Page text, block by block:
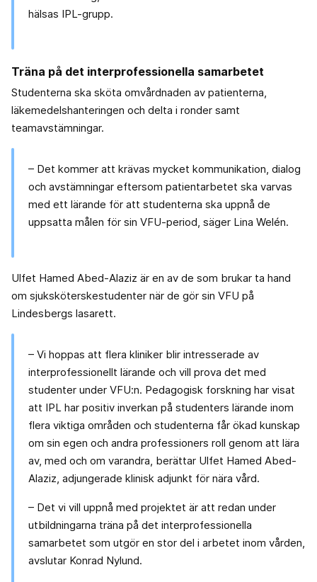
hälsas IPL-grupp.
Träna på det interprofessionella samarbetet
Studenterna ska sköta omvårdnaden av patienterna,
läkemedelshanteringen och delta i ronder samt
teamavstämningar.
– Det kommer att krävas mycket kommunikation, dialog
och avstämningar eftersom patientarbetet ska varvas
med ett lärande för att studenterna ska uppnå de
uppsatta målen för sin VFU-period, säger Lina Welén.
Ulfet Hamed Abed-Alaziz är en av de som brukar ta hand
om sjuksköterskestudenter när de gör sin VFU på
Lindesbergs lasarett.
– Vi hoppas att flera kliniker blir intresserade av
interprofessionellt lärande och vill prova det med
studenter under VFU:n. Pedagogisk forskning har visat
att IPL har positiv inverkan på studenters lärande inom
flera viktiga områden och studenterna får ökad kunskap
om sin egen och andra professioners roll genom att lära
av, med och om varandra, berättar Ulfet Hamed Abed-
Alaziz, adjungerade klinisk adjunkt för nära vård.
– Det vi vill uppnå med projektet är att redan under
utbildningarna träna på det interprofessionella
samarbetet som utgör en stor del i arbetet inom vården,
avslutar Konrad Nylund.